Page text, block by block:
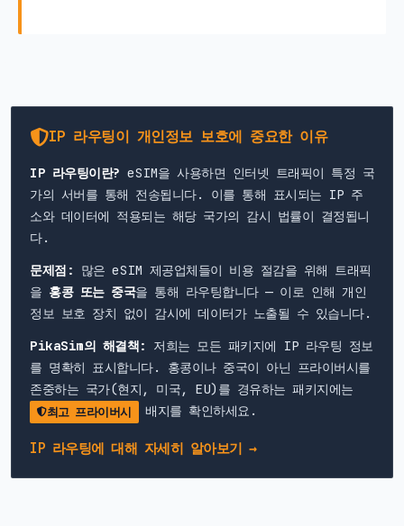
IP 라우팅이 개인정보 보호에 중요한 이유
IP 라우팅이란? eSIM을 사용하면 인터넷 트래픽이 특정 국
가의 서버를 통해 전송됩니다. 이를 통해 표시되는 IP 주
소와 데이터에 적용되는 해당 국가의 감시 법률이 결정됩니
다.
문제점: 많은 eSIM 제공업체들이 비용 절감을 위해 트래픽
을 홍콩 또는 중국을 통해 라우팅합니다 — 이로 인해 개인
정보 보호 장치 없이 감시에 데이터가 노출될 수 있습니다.
PikaSim의 해결책: 저희는 모든 패키지에 IP 라우팅 정보
를 명확히 표시합니다. 홍콩이나 중국이 아닌 프라이버시를
존중하는 국가(현지, 미국, EU)를 경유하는 패키지에는
최고 프라이버시 배지를 확인하세요.
IP 라우팅에 대해 자세히 알아보기 →